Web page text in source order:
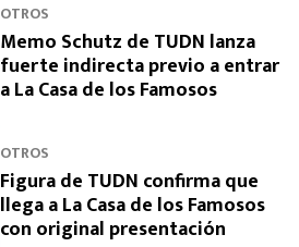
OTROS
Memo Schutz de TUDN lanza
fuerte indirecta previo a entrar
a La Casa de los Famosos
OTROS
Figura de TUDN confirma que
llega a La Casa de los Famosos
con original presentación